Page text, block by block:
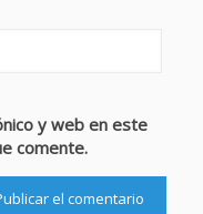
y web en este
comente.